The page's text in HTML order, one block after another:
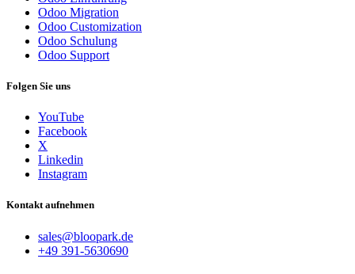
Odoo Migration
Odoo Customization
Odoo Schulung
Odoo Support
Folgen Sie uns
YouTube
Facebook
X
Linkedin
Instagram
Kontakt aufnehmen
sales@bloopark.de
+49 391-5630690